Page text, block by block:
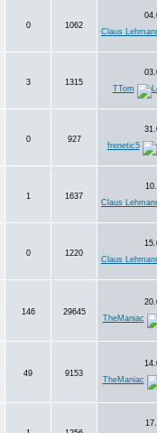
0 1062
Claus
3 1315
TTom
0 927
frenetic5
1 1637
Claus
0 1220
Claus
146 29645
TheManiac
49 9153
TheManiac